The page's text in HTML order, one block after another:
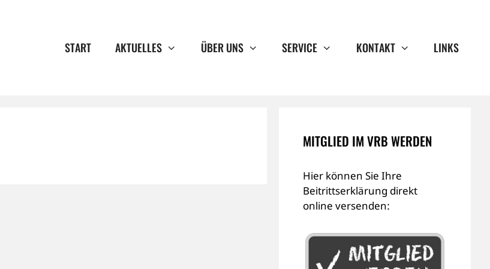
START AKTUELLES ÜBER UNS SERVICE KONTAKT LINKS
MITGLIED IM VRB WERDEN
Hier können Sie Ihre
Beitrittserklärung direkt
online versenden: